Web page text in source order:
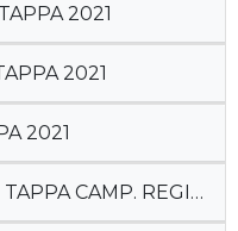
2021
2021
2021
DEB + PREFUT + FUT 4Y